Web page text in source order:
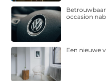
occasion
Een nieuwe